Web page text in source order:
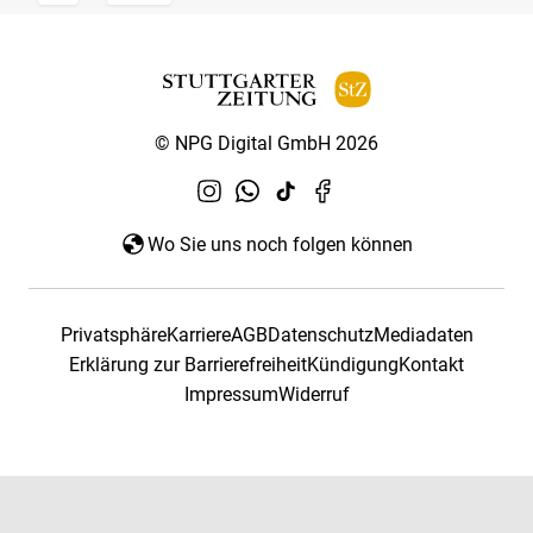
© NPG Digital GmbH 2026
Wo Sie uns noch folgen können
PrivatsphäreKarriereAGBDatenschutzMediadaten
Erklärung zur BarrierefreiheitKündigungKontakt
ImpressumWiderruf